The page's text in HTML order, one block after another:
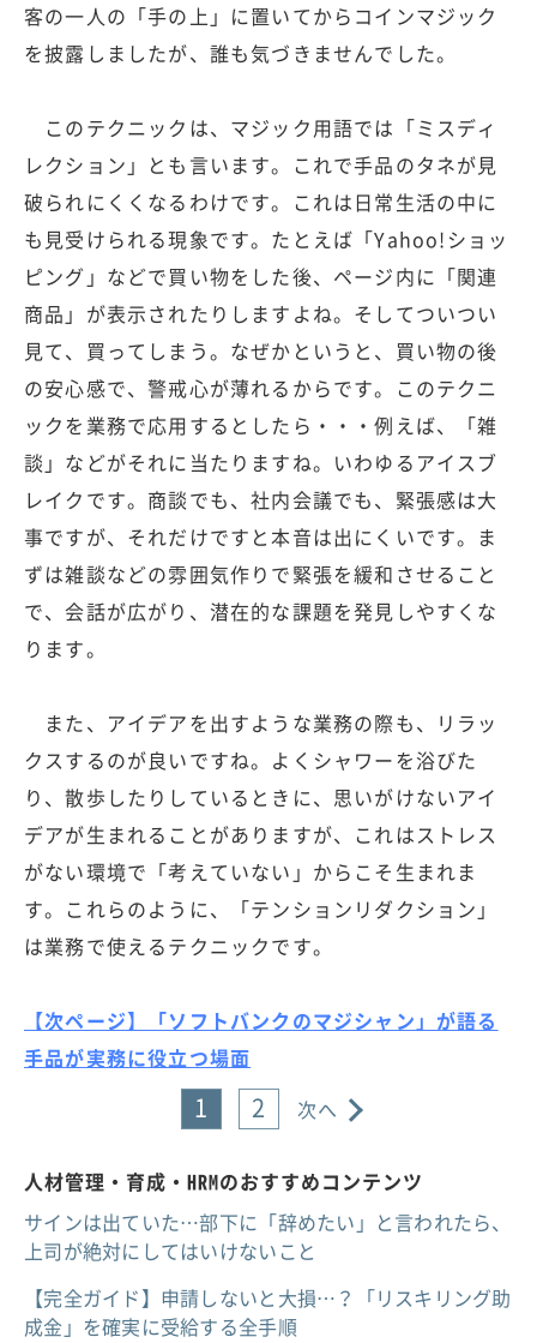
客の一人の「手の上」に置いてからコインマジック
を披露しましたが、誰も気づきませんでした。
このテクニックは、マジック用語では「ミスディ
レクション」とも言います。これで手品のタネが見
破られにくくなるわけです。これは日常生活の中に
も見受けられる現象です。たとえば「Yahoo!ショッ
ピング」などで買い物をした後、ページ内に「関連
商品」が表示されたりしますよね。そしてついつい
見て、買ってしまう。なぜかというと、買い物の後
の安心感で、警戒心が薄れるからです。このテクニ
ックを業務で応用するとしたら・・・例えば、「雑
談」などがそれに当たりますね。いわゆるアイスブ
レイクです。商談でも、社内会議でも、緊張感は大
事ですが、それだけですと本音は出にくいです。ま
ずは雑談などの雰囲気作りで緊張を緩和させること
で、会話が広がり、潜在的な課題を発見しやすくな
ります。
また、アイデアを出すような業務の際も、リラッ
クスするのが良いですね。よくシャワーを浴びた
り、散歩したりしているときに、思いがけないアイ
デアが生まれることがありますが、これはストレス
がない環境で「考えていない」からこそ生まれま
す。これらのように、「テンションリダクション」
は業務で使えるテクニックです。
【次ページ】「ソフトバンクのマジシャン」が語る
手品が実務に役立つ場面
1 2 次へ
人材管理・育成・HRMのおすすめコンテンツ
サインは出ていた…部下に「辞めたい」と言われたら、
上司が絶対にしてはいけないこと
【完全ガイド】申請しないと大損…？「リスキリング助
成金」を確実に受給する全手順